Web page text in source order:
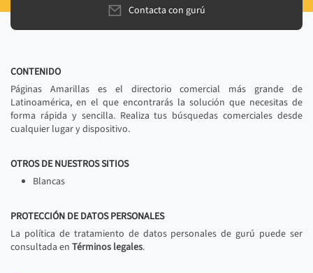
Contacta con gurú
CONTENIDO
Páginas Amarillas es el directorio comercial más grande de
Latinoamérica, en el que encontrarás la solución que necesitas de
forma rápida y sencilla. Realiza tus búsquedas comerciales desde
cualquier lugar y dispositivo.
OTROS DE NUESTROS SITIOS
Blancas
PROTECCIÓN DE DATOS PERSONALES
La política de tratamiento de datos personales de gurú puede ser
consultada en Términos legales.